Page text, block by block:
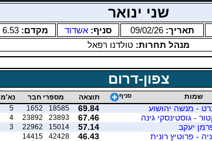
שני ינואר
תאריך:09/02/26 סניף: אשדוד מקדם:6.53
מנהל תחרות: טולדנו רפאל
צפון-דרום
שמות סניף תוצאה מספרי חבר
נא'מ
- מנשה יהושוע 69.84
18585
1652
5
- גוסטינסקי גינה 67.46
23893
23892
4
יעקב 57.14
15014
22962
3
- פרוטיץ רונית 46.43
42428
14415